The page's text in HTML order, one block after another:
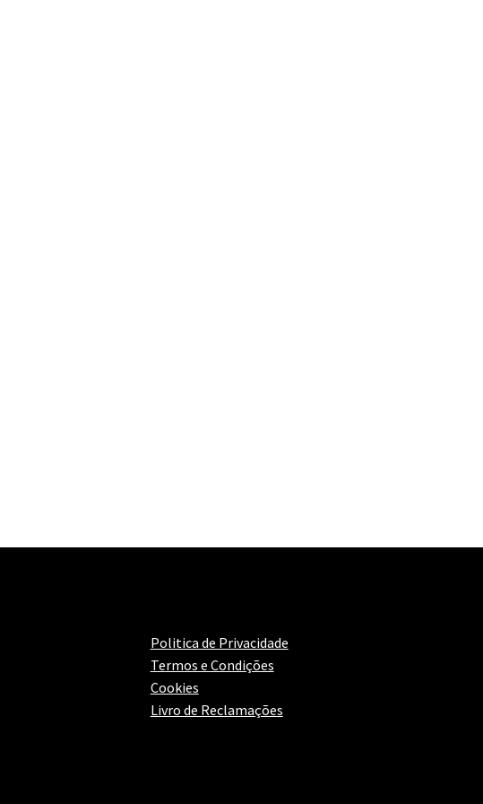
Politica de Privacidade
Termos e Condições
Cookies
Livro de Reclamações